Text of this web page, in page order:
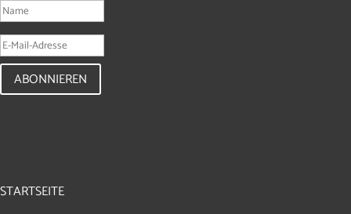
ABONNIEREN
STARTSEITE